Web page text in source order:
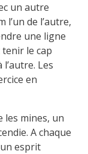
un autre
de l’autre,
une ligne
le cap
Les
en
les mines, un
A chaque
esprit